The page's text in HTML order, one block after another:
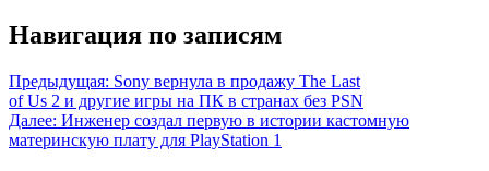
Навигация по записям
Предыдущая: Sony вернула в продажу The Last
of Us 2 и другие игры на ПК в странах без PSN
Далее: Инженер создал первую в истории кастомную
материнскую плату для PlayStation 1